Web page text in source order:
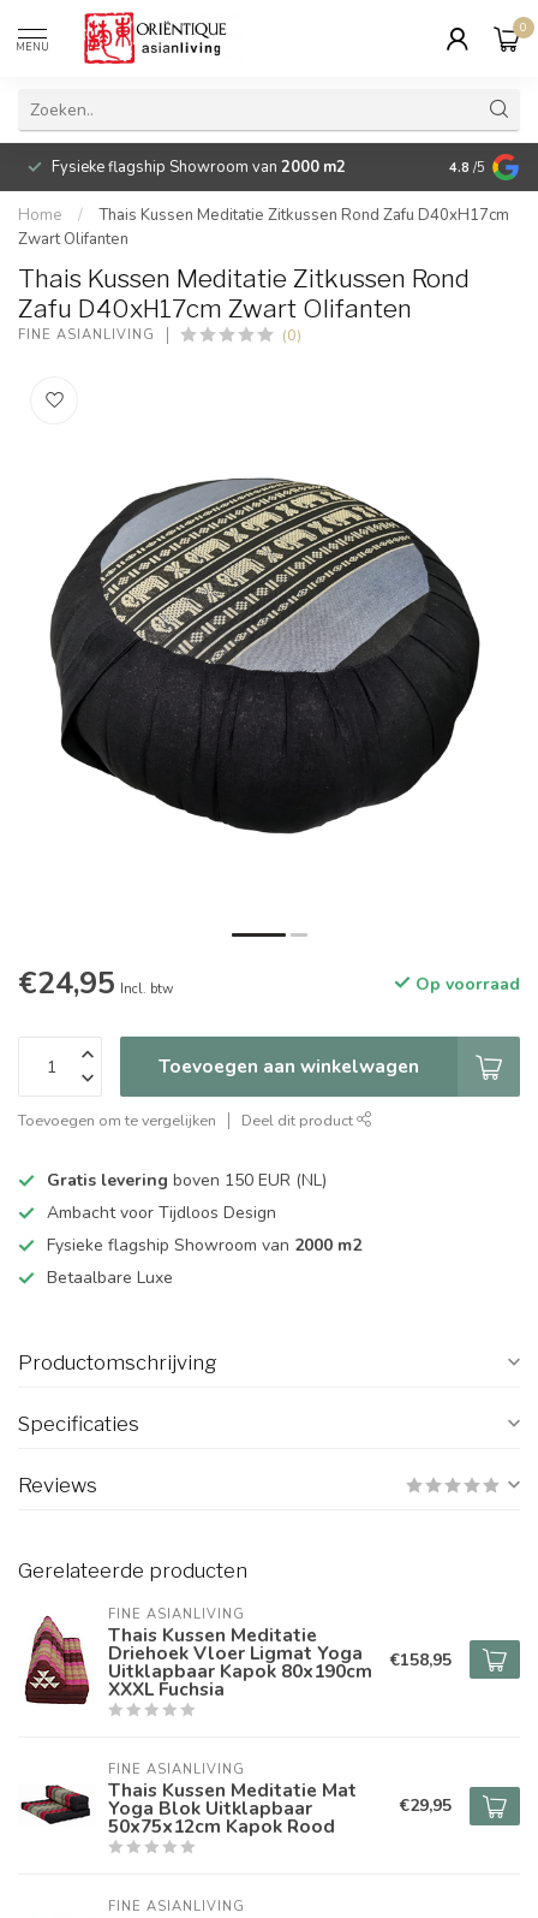
MENU
0
Fysieke flagship Showroom van 2000 m2 Betaalbare
4.8 /5
Home /
Thais Kussen Meditatie Zitkussen Rond Zafu D40xH17cm
Zwart Olifanten
Thais Kussen Meditatie Zitkussen Rond
Zafu D40xH17cm Zwart Olifanten
FINE ASIANLIVING (0)
€24,95 Incl. btw Op voorraad
Toevoegen aan winkelwagen
Toevoegen om te vergelijken Deel dit product
Gratis levering boven 150 EUR (NL)
Ambacht voor Tijdloos Design
Fysieke flagship Showroom van 2000 m2
Betaalbare Luxe
Productomschrijving
Specificaties
Reviews
Gerelateerde producten
FINE ASIANLIVING
Thais Kussen Meditatie
Driehoek Vloer Ligmat Yoga
Uitklapbaar Kapok 80x190cm
XXXL Fuchsia
€158,95
FINE ASIANLIVING
Thais Kussen Meditatie Mat
Yoga Blok Uitklapbaar
50x75x12cm Kapok Rood
€29,95
FINE ASIANLIVING